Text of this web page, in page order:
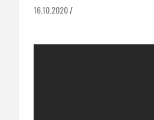
16.10.2020